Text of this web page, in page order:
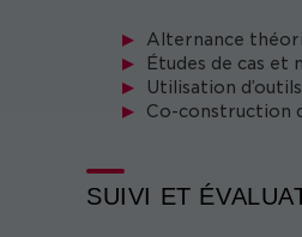
Alternance
Études de cas et
Utilisation
Co-construction
SUIVI ET